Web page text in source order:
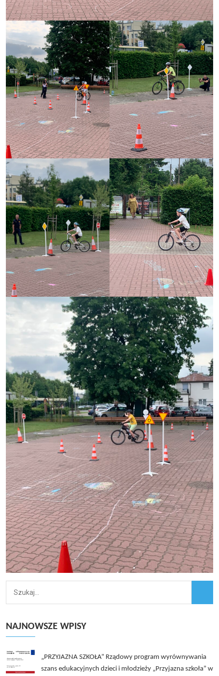
NAJNOWSZE WPISY
„PRZYJAZNA SZKOŁA” Rządowy program wyrównywania
szans edukacyjnych dzieci i młodzieży „Przyjazna szkoła” w